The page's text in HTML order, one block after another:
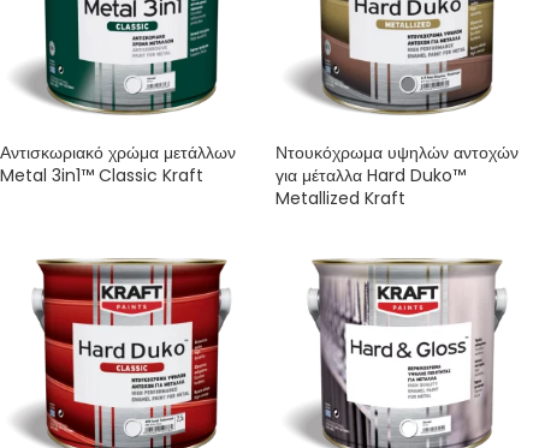
Αντισκωριακό χρώμα μετάλλων
Metal 3in1™ Classic Kraft
Ντουκόχρωμα υψηλών αντοχών
για μέταλλα Hard Duko™
Metallized Kraft